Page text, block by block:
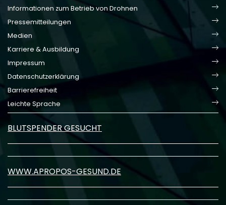
Informationen zum Betrieb von Drohnen
Pressemitteilungen
Medien
Karriere & Ausbildung
Impressum
Datenschutzerklärung
Barrierefreiheit
Leichte Sprache
BLUTSPENDER GESUCHT
WWW.APROPOS-GESUND.DE